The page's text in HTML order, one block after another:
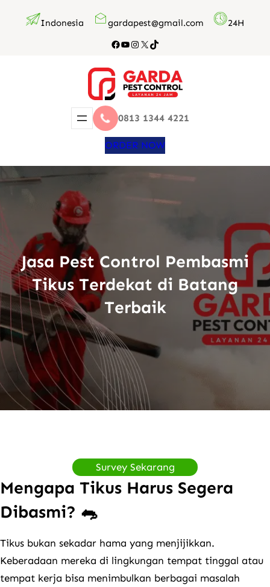
Indonesia gardapest@gmail.com 24H
Facebook
YouTube
Instagram
X TikTok
0813 1344 4221
ORDER NOW
Jasa Pest Control Pembasmi
Tikus Terdekat di Batang
Terbaik
Survey Sekarang
Mengapa Tikus Harus Segera
Dibasmi? 🐀
Tikus bukan sekadar hama yang menjijikkan.
Keberadaan mereka di lingkungan tempat tinggal atau
tempat kerja bisa menimbulkan berbagai masalah